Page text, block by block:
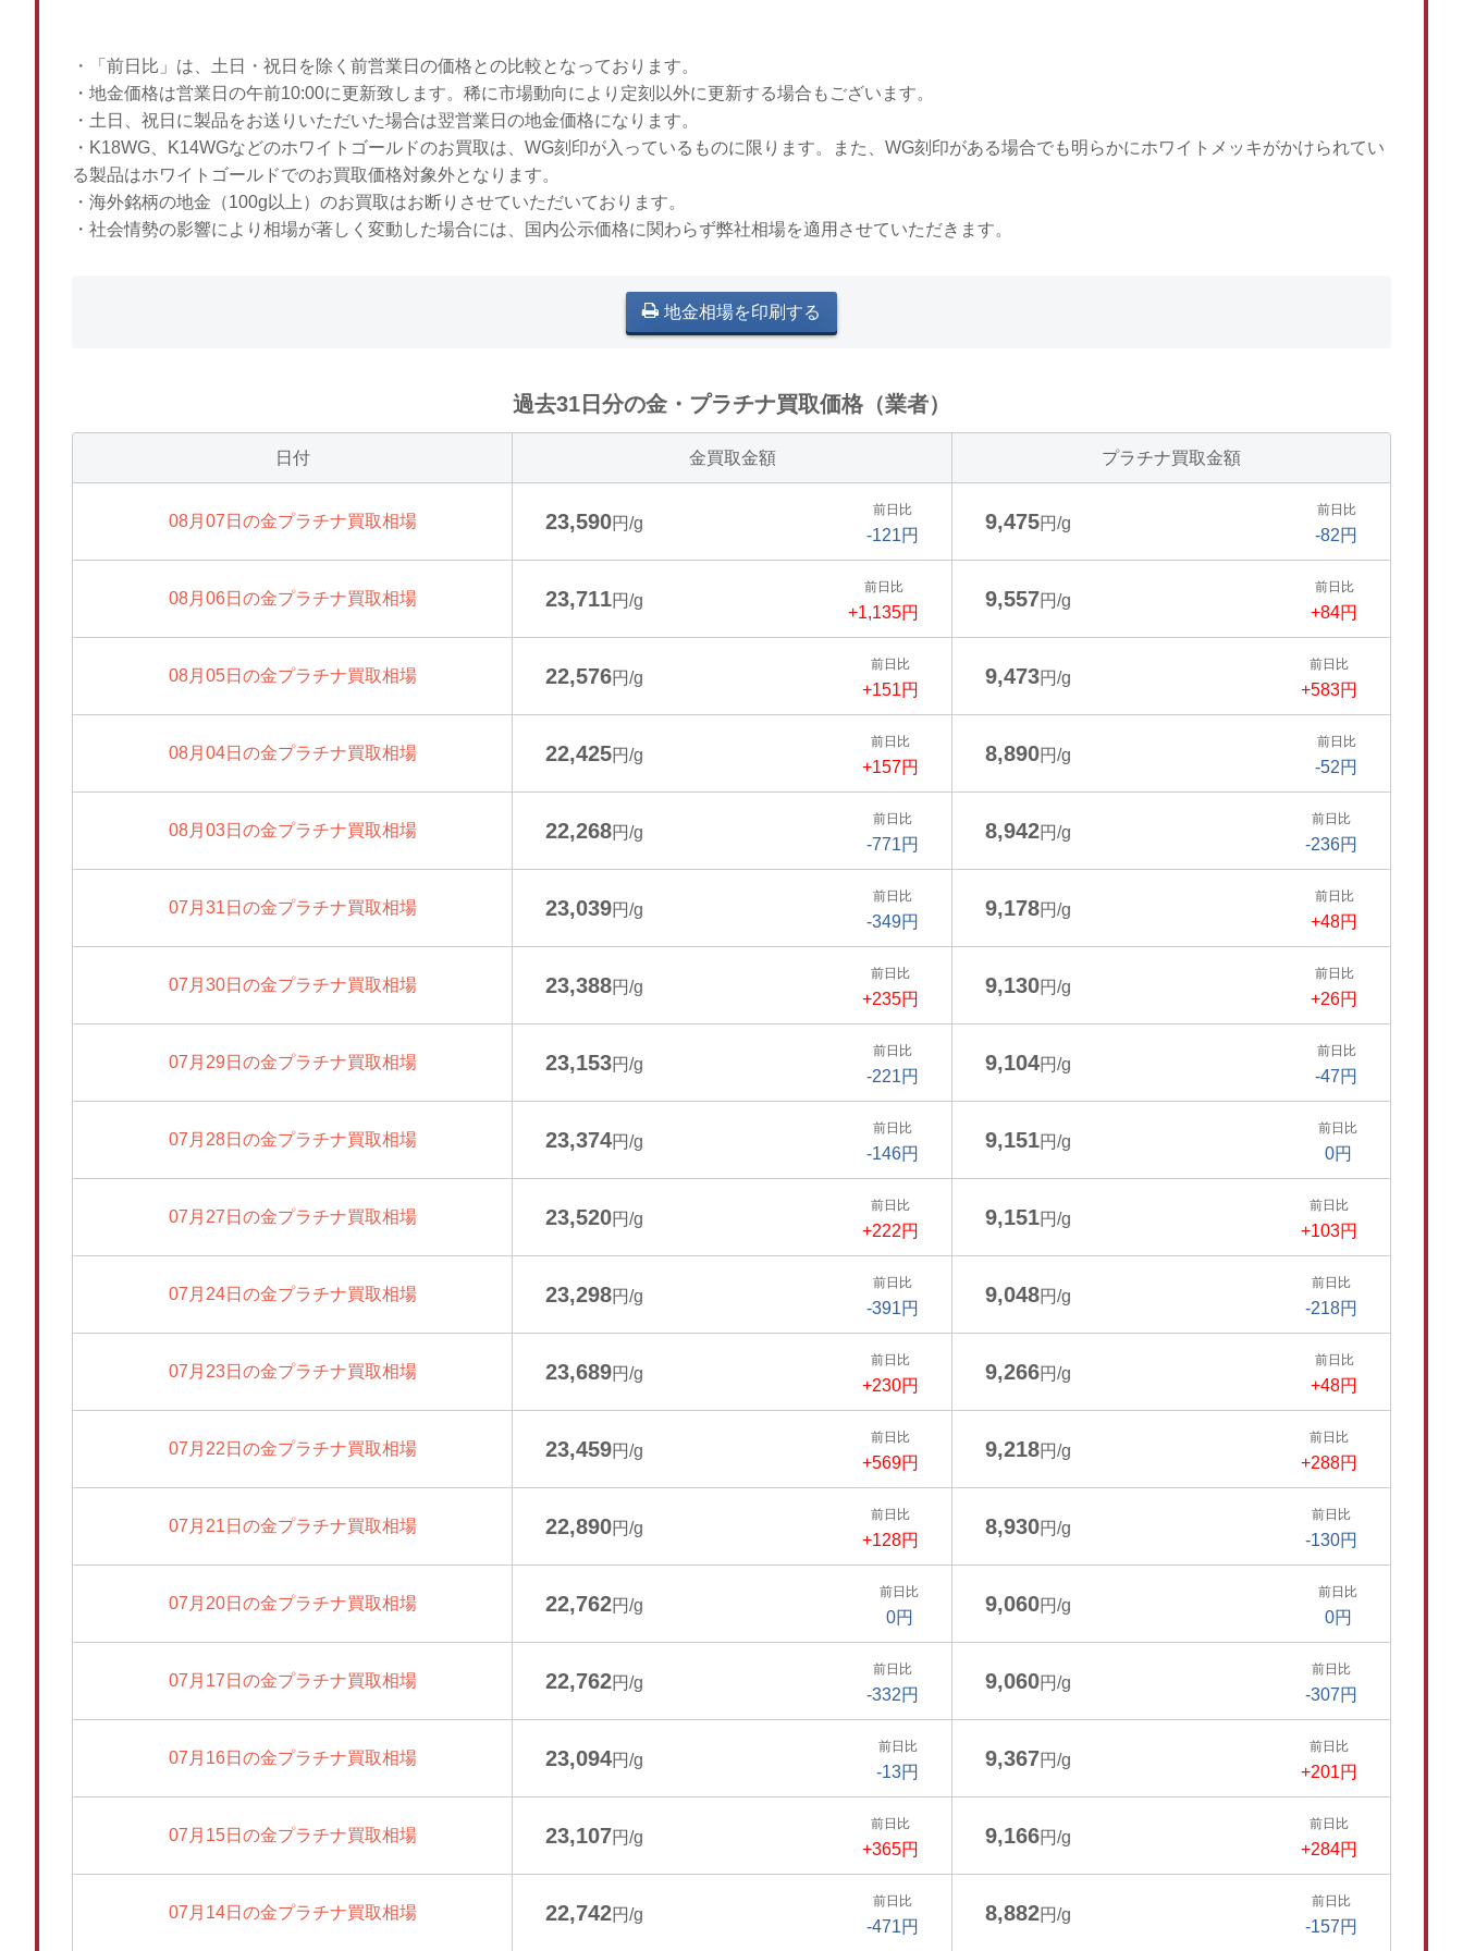
・「前日比」は、土日・祝日を除く前営業日の価格との比較となっております。
・地金価格は営業日の午前10:00に更新致します。稀に市場動向により定刻以外に更新する場合もございます。
・土日、祝日に製品をお送りいただいた場合は翌営業日の地金価格になります。
・K18WG、K14WGなどのホワイトゴールドのお買取は、WG刻印が入っているものに限ります。また、WG刻印がある場合でも明らかにホワイトメッキがかけられてい
る製品はホワイトゴールドでのお買取価格対象外となります。
・海外銘柄の地金（100g以上）のお買取はお断りさせていただいております。
・社会情勢の影響により相場が著しく変動した場合には、国内公示価格に関わらず弊社相場を適用させていただきます。
地金相場を印刷する
過去31日分の金・プラチナ買取価格（業者）
日付 金買取金額 プラチナ買取金額
08月07日の金プラチナ買取相場 23,590円/g
前日比
-121円
9,475円/g
前日比
-82円
08月06日の金プラチナ買取相場 23,711円/g
前日比
+1,135円
9,557円/g
前日比
+84円
08月05日の金プラチナ買取相場 22,576円/g
前日比
+151円
9,473円/g
前日比
+583円
08月04日の金プラチナ買取相場 22,425円/g
前日比
+157円
8,890円/g
前日比
-52円
08月03日の金プラチナ買取相場 22,268円/g
前日比
-771円
8,942円/g
前日比
-236円
07月31日の金プラチナ買取相場 23,039円/g
前日比
-349円
9,178円/g
前日比
+48円
07月30日の金プラチナ買取相場 23,388円/g
前日比
+235円
9,130円/g
前日比
+26円
07月29日の金プラチナ買取相場 23,153円/g
前日比
-221円
9,104円/g
前日比
-47円
07月28日の金プラチナ買取相場 23,374円/g
前日比
-146円
9,151円/g
前日比
0円
07月27日の金プラチナ買取相場 23,520円/g
前日比
+222円
9,151円/g
前日比
+103円
07月24日の金プラチナ買取相場 23,298円/g
前日比
-391円
9,048円/g
前日比
-218円
07月23日の金プラチナ買取相場 23,689円/g
前日比
+230円
9,266円/g
前日比
+48円
07月22日の金プラチナ買取相場 23,459円/g
前日比
+569円
9,218円/g
前日比
+288円
07月21日の金プラチナ買取相場 22,890円/g
前日比
+128円
8,930円/g
前日比
-130円
07月20日の金プラチナ買取相場 22,762円/g
前日比
0円
9,060円/g
前日比
0円
07月17日の金プラチナ買取相場 22,762円/g
前日比
-332円
9,060円/g
前日比
-307円
07月16日の金プラチナ買取相場 23,094円/g
前日比
-13円
9,367円/g
前日比
+201円
07月15日の金プラチナ買取相場 23,107円/g
前日比
+365円
9,166円/g
前日比
+284円
07月14日の金プラチナ買取相場 22,742円/g
前日比
-471円
8,882円/g
前日比
-157円